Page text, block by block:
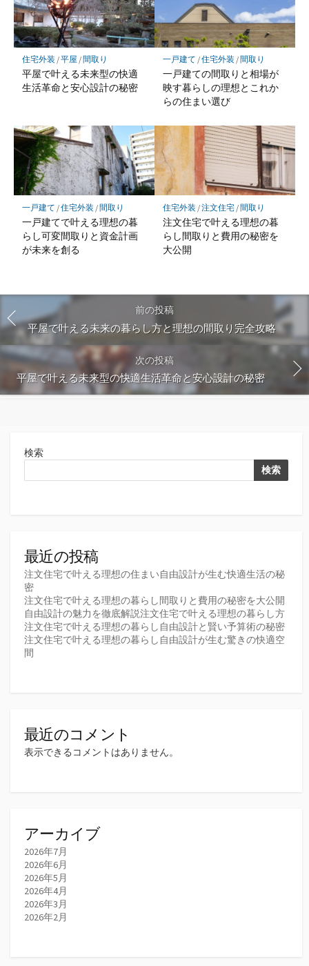
住宅外装 /平屋 /間取り
平屋で叶える未来型の快適
生活革命と安心設計の秘密
一戸建て /住宅外装 /間取り
一戸建ての間取りと相場が
映す暮らしの理想とこれか
らの住まい選び
一戸建て /住宅外装 /間取り
一戸建てで叶える理想の暮
らし可変間取りと資金計画
が未来を創る
住宅外装 /注文住宅/間取り
注文住宅で叶える理想の暮
らし間取りと費用の秘密を
大公開
前の投稿
平屋で叶える未来の暮らし方と理想の間取り完全攻略
次の投稿
平屋で叶える未来型の快適生活革命と安心設計の秘密
検索
検索
最近の投稿
注文住宅で叶える理想の住まい自由設計が生む快適生活の秘
密
注文住宅で叶える理想の暮らし間取りと費用の秘密を大公開
自由設計の魅力を徹底解説注文住宅で叶える理想の暮らし方
注文住宅で叶える理想の暮らし自由設計と賢い予算術の秘密
注文住宅で叶える理想の暮らし自由設計が生む驚きの快適空
間
最近のコメント
表示できるコメントはありません。
アーカイブ
2026年7月
2026年6月
2026年5月
2026年4月
2026年3月
2026年2月